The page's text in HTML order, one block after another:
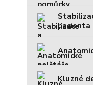
pacienta
Kluzné